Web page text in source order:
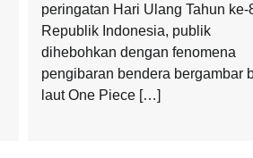
peringatan Hari Ulang Tahun ke-
Republik Indonesia, publik
dihebohkan dengan fenomena
pengibaran bendera bergambar
laut One Piece […]